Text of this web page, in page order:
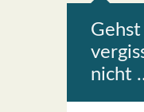
Gehst
nicht